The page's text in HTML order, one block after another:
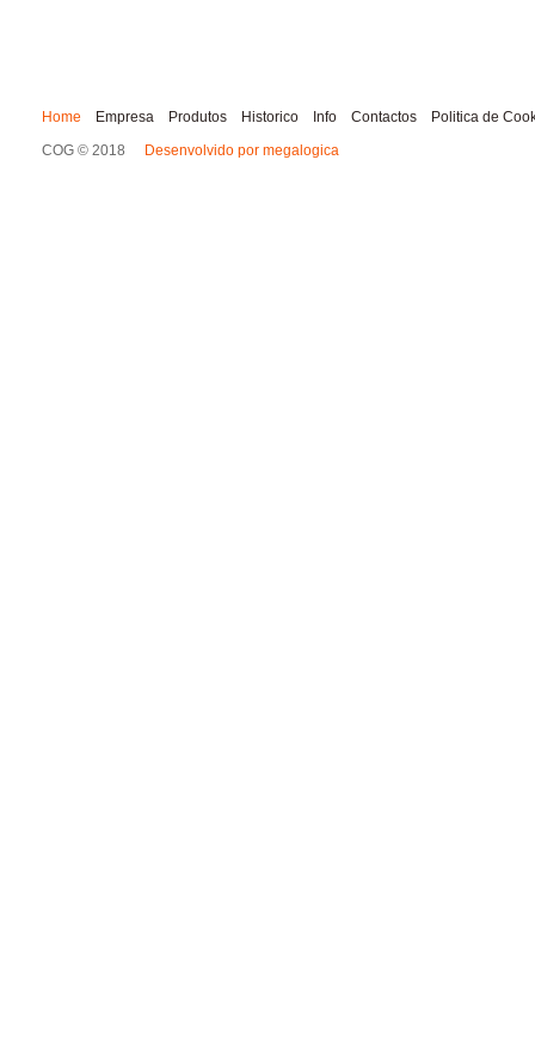
Home Empresa Produtos Historico Info Contactos
Politica de
COG © 2018
Desenvolvido por megalogica